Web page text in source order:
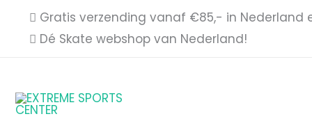
Gratis verzending vanaf €85,- in Nederland
Dé Skate webshop van Nederland!